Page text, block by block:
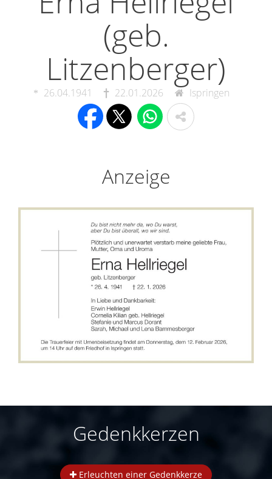
(geb.
Litzenberger)
26.04.1941 22.01.2026 Ispringen
Anzeige
Gedenkkerzen
Erleuchten einer Gedenkkerze